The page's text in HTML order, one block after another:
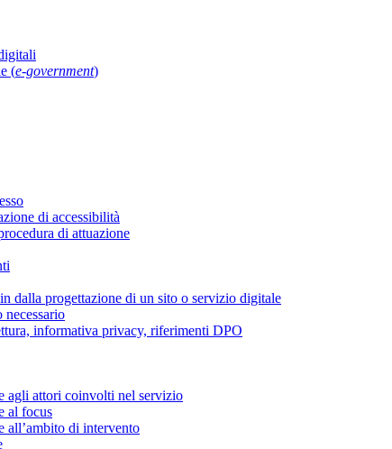
(e-government)
di accessibilità
di attuazione
dalla progettazione di un sito o servizio digitale
informativa privacy, riferimenti DPO
agli attori coinvolti nel servizio
al focus
all’ambito di intervento